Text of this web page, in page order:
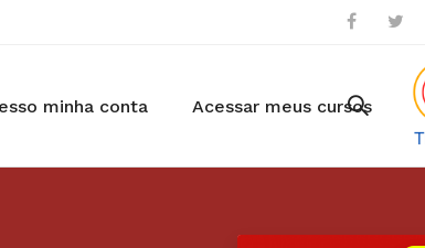
minha conta Acessar meus cursos